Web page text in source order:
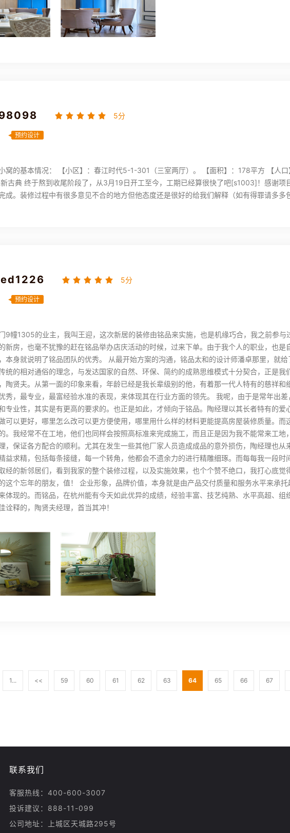
5分
预约设计
窝的基本情况： 【小区】：春江时代5-1-301（三室两厅）。 【面积】：178平方 【人
古典 终于熬到收尾阶段了，从3月19日开工至今，工期已经算很快了吧[s1003]！感谢
成。装修过程中有很多意见不合的地方但他态度还是很好的给我们解释（如有得罪请多多
5分
预约设计
9幢1305的业主，我叫王迎，这次新居的装修由铭品来实施，也是机缘巧合，我之前参
新房，也毫不犹豫的赶在铭品举办店庆活动的时候，过来下单。由于我个人的职业，也
本身就说明了铭品团队的优秀。 从最开始方案的沟通，铭品太和的设计师潘卓那里，就
统的相对通俗的理念，与发达国家的自然、环保、简约的成熟思维模式十分契合，正是
陶贤夫。从第一面的印象来看，年龄已经是我长辈级别的他，有着那一代人特有的慈祥
秀，最专业，最富经验水准的表现，来体现其在行业方面的领先。 我呢，由于是常年出
专业性，其实是有更高的要求的。也正是如此，才倾向于铭品。陶经理以其长者特有的
可以更好，哪里怎么改可以更方便使用，哪里用什么样的材料更能提高房屋装修质量。
。我经常不在工地，他们也同样会按照高标准来完成施工，而且正是因为我不能常来工
，保证各方配合的顺利。尤其在发生一些其他厂家人员造成成品的意外损伤，陶经理也从
益求精，包括每条接缝，每一个转角，他都会不遗余力的进行精雕细琢。而每每我一段
经的新邻居们，看到我家的整个装修过程，以及实施效果，也个个赞不绝口，我打心底
这个忘年的朋友，值！ 企业形象，品牌价值，本身就是由产品交付质量和服务水平来承
体现的。而铭品，在杭州能有今天如此优异的成绩，经验丰富、技艺纯熟、水平高超、
诠释的，陶贤夫经理，首当其冲！
1... << 59 60 61 62 63 64 65 66 67
联系我们
客服热线：400-600-3007
投诉建议：888-11-099
公司地址：上城区天城路295号